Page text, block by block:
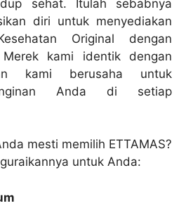
sehat. Itulah sebabnya
diri untuk menyediakan
Original dengan
kami identik dengan
kami berusaha untuk
Anda di setiap
mesti memilih ETTAMAS?
untuk Anda: